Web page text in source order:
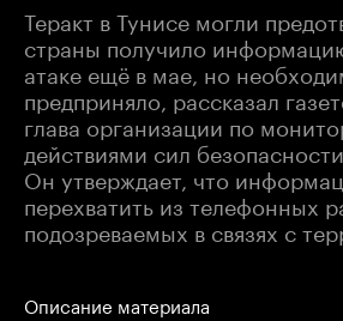
Теракт в Тунисе могли
страны получило
атаке ещё в мае, но
предприняло, рассказал
глава организации по
действиями сил
Он утверждает, что
перехватить из телефонных
подозреваемых в связях с
Описание материала